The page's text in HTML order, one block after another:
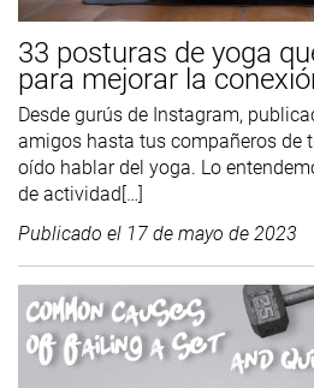
33 posturas de yoga
para mejorar la
Desde gurús de Instagram,
amigos hasta tus compañeros de
oído hablar del yoga. Lo
de actividad[…]
Publicado el 17 de mayo de 2023